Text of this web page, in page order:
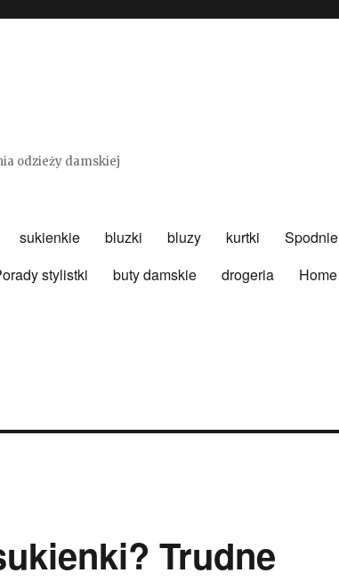
odzieży damskiej
sukienkie bluzki bluzy kurtki Spodnie
stylistki buty damskie drogeria Home
Trudne